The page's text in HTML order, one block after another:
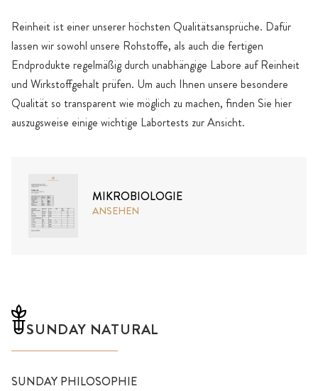
Reinheit ist einer unserer höchsten Qualitätsansprüche. Dafür
lassen wir sowohl unsere Rohstoffe, als auch die fertigen
Endprodukte regelmäßig durch unabhängige Labore auf Reinheit
und Wirkstoffgehalt prüfen. Um auch Ihnen unsere besondere
Qualität so transparent wie möglich zu machen, finden Sie hier
auszugsweise einige wichtige Labortests zur Ansicht.
MIKROBIOLOGIE
ANSEHEN
SUNDAY NATURAL
SUNDAY PHILOSOPHIE